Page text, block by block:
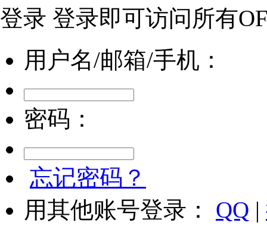
登录 登录即可访问所有
用户名/邮箱/手机：
密码：
忘记密码？
用其他账号登录： QQ |